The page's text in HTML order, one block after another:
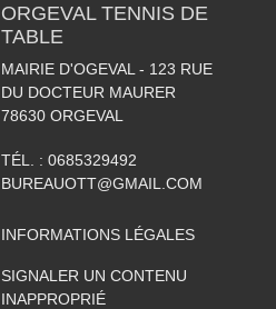
ORGEVAL TENNIS DE
TABLE
MAIRIE D'OGEVAL - 123 RUE
DU DOCTEUR MAURER
78630 ORGEVAL
TÉL. : 0685329492
BUREAUOTT@GMAIL.COM
INFORMATIONS LÉGALES
SIGNALER UN CONTENU
INAPPROPRIÉ